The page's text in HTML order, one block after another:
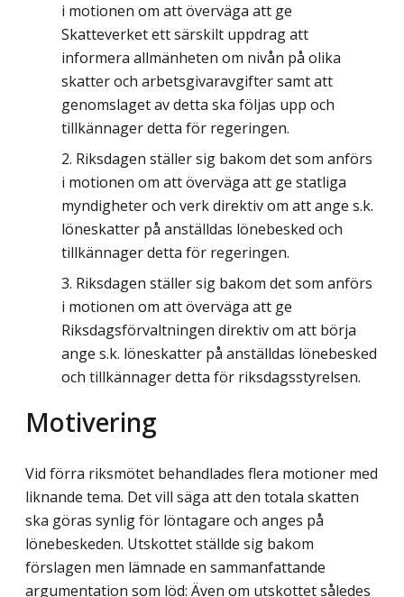
i motionen om att överväga att ge
Skatteverket ett särskilt uppdrag att
informera allmänheten om nivån på olika
skatter och arbetsgivaravgifter samt att
genomslaget av detta ska följas upp och
tillkännager detta för regeringen.
Riksdagen ställer sig bakom det som anförs
i motionen om att överväga att ge statliga
myndigheter och verk direktiv om att ange s.k.
löneskatter på anställdas lönebesked och
tillkännager detta för regeringen.
Riksdagen ställer sig bakom det som anförs
i motionen om att överväga att ge
Riksdagsförvaltningen direktiv om att börja
ange s.k. löneskatter på anställdas lönebesked
och tillkännager detta för riksdagsstyrelsen.
Motivering
Vid förra riksmötet behandlades flera motioner med
liknande tema. Det vill säga att den totala skatten
ska göras synlig för löntagare och anges på
lönebeskeden. Utskottet ställde sig bakom
förslagen men lämnade en sammanfattande
argumentation som löd: Även om utskottet således